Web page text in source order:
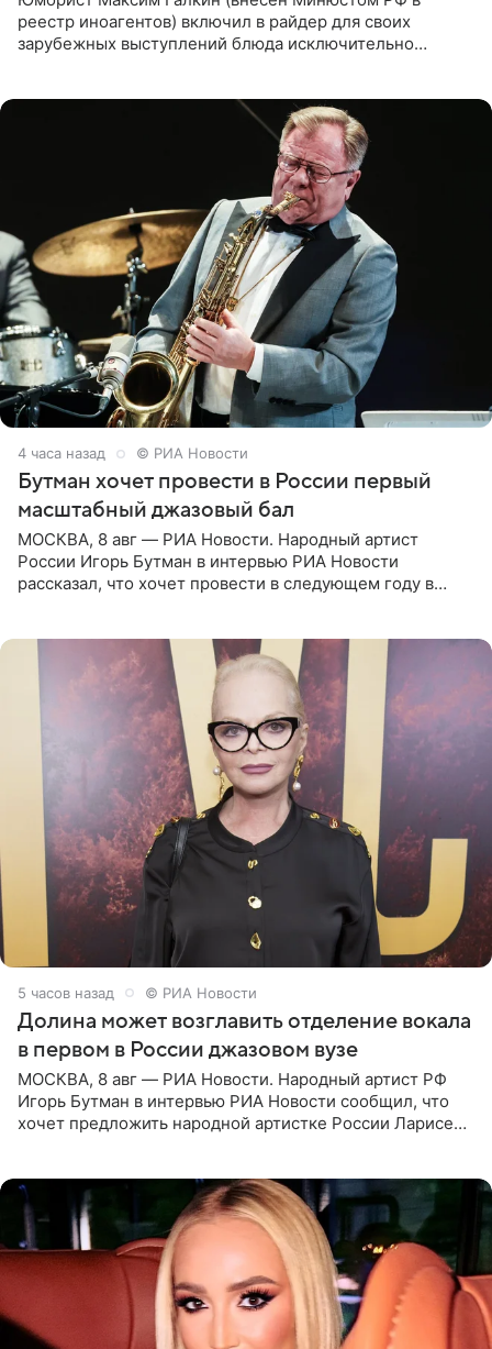
реестр иноагентов) включил в райдер для своих
зарубежных выступлений блюда исключительно
4 часа назад © РИА Новости
Бутман хочет провести в России первый
масштабный джазовый бал
МОСКВА, 8 авг — РИА Новости. Народный артист
России Игорь Бутман в интервью РИА Новости
рассказал, что хочет провести в следующем году в
5 часов назад © РИА Новости
Долина может возглавить отделение вокала
в первом в России джазовом вузе
МОСКВА, 8 авг — РИА Новости. Народный артист РФ
Игорь Бутман в интервью РИА Новости сообщил, что
хочет предложить народной артистке России Ларисе